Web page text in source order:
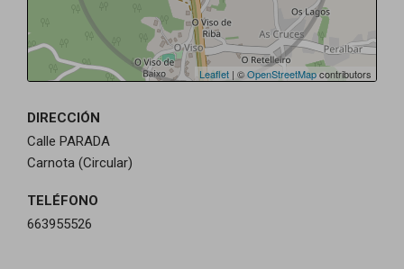
Leaflet | ©OpenStreetMapcontributors
DIRECCIÓN
Calle PARADA
Carnota (Circular)
TELÉFONO
663955526